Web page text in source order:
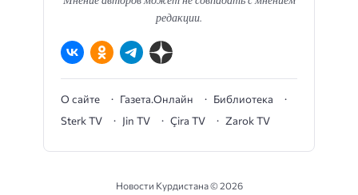
редакции.
О сайте Газета.Онлайн
Библиотека
Sterk TV
Jin TV Çira TV Zarok TV
Новости Курдистана ©2026